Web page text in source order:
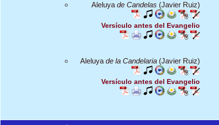
Aleluya de Candelas (Javier Ruiz)
Versículo antes del Evangelio
Aleluya de la Candelaria (Javier Ruiz)
Versículo antes del Evangelio